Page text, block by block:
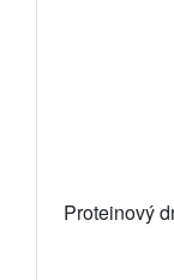
Proteinový